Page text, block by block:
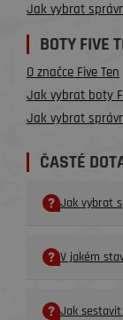
Jak vybrat
BOTY FIVE
O značce Five Ten
Jak vybrat boty
Jak vybrat
ČASTÉ
Jak vybrat
V jakém
Jak